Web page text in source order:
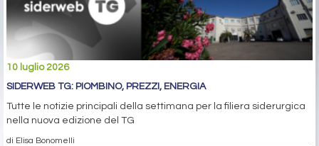
10 luglio 2026
SIDERWEB TG: PIOMBINO, PREZZI, ENERGIA
Tutte le notizie principali della settimana per la filiera siderurgica
nella nuova edizione del TG
di Elisa Bonomelli